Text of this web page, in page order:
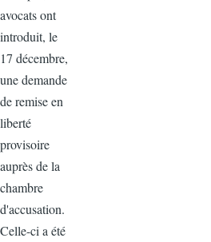
avocats ont
introduit, le
17 décembre,
une demande
de remise en
liberté
provisoire
auprès de la
chambre
d'accusation.
Celle-ci a été